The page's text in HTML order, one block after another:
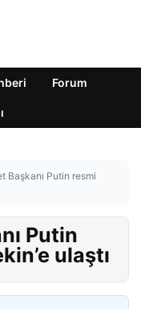
Forum
Başkanı Putin resmi
Putin
ulaştı